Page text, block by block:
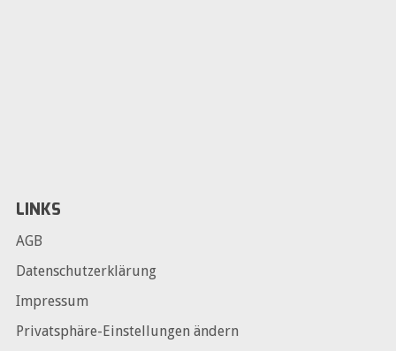
LINKS
AGB
Datenschutzerklärung
Impressum
Privatsphäre-Einstellungen ändern